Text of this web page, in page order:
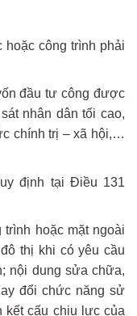
công trình phải
đầu tư công được
nhân dân tối cao,
chính trị – xã hội,…
định tại Điều 131
hoặc mặt ngoài
thị khi có yêu cầu
nội dung sửa chữa,
đổi chức năng sử
kết cấu chịu lực của